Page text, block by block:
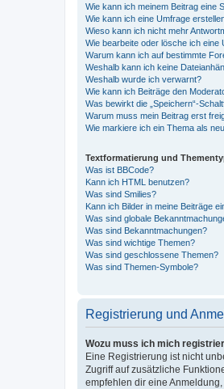
Wie kann ich meinem Beitrag eine
Wie kann ich eine Umfrage
Wieso kann ich nicht mehr
Wie bearbeite oder lösche ich eine
Warum kann ich auf bestimmte
Weshalb kann ich keine
Weshalb wurde ich verwarnt?
Wie kann ich Beiträge den
Was bewirkt die „Speichern“-
Warum muss mein Beitrag erst
Wie markiere ich ein Thema als
Textformatierung und
Was ist BBCode?
Kann ich HTML benutzen?
Was sind Smilies?
Kann ich Bilder in meine Beiträge
Was sind globale
Was sind Bekanntmachungen?
Was sind wichtige Themen?
Was sind geschlossene Themen?
Was sind Themen-Symbole?
Registrierung und
Wozu muss ich mich
Eine Registrierung ist nicht
Zugriff auf zusätzliche
empfehlen dir eine